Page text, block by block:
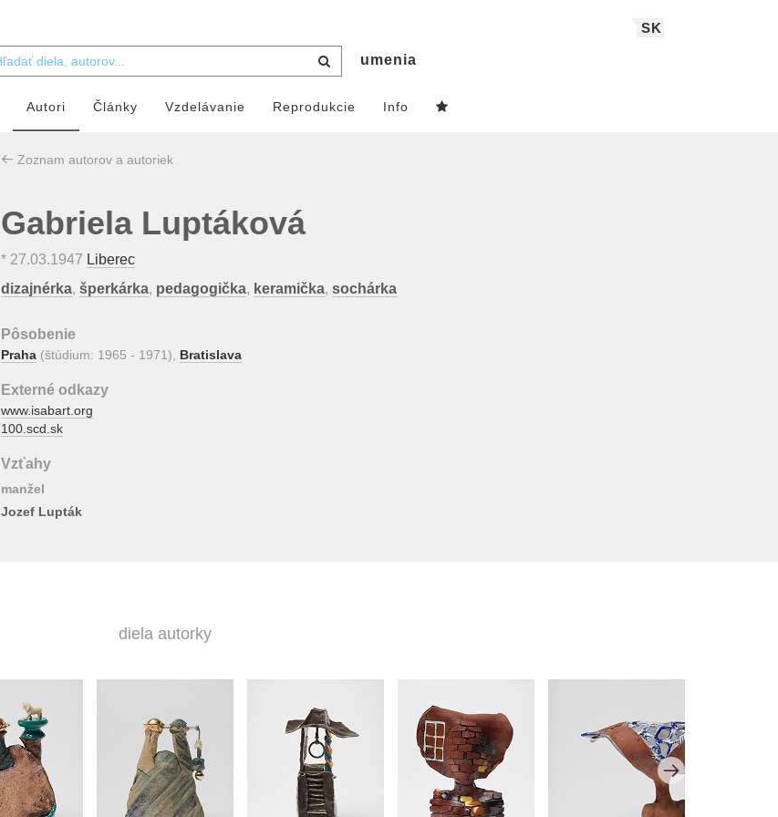
SK
umenia
Autori Články Vzdelávanie Reprodukcie Info
Zoznam autorov a autoriek
Gabriela Luptáková
* 27.03.1947 Liberec
dizajnérka, šperkárka, pedagogička, keramička, sochárka
Pôsobenie
Praha (štúdium: 1965 - 1971), Bratislava
Externé odkazy
www.isabart.org
100.scd.sk
Vzťahy
manžel
Jozef Lupták
diela autorky